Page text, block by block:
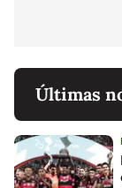
Últimas